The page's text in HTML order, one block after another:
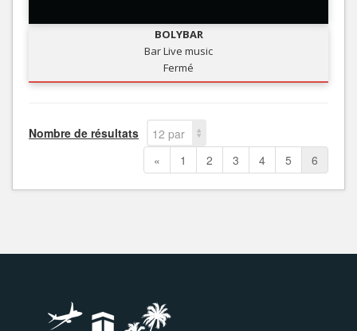
BOLYBAR
Bar Live music
Fermé
Nombre de résultats
12 par
page
« 1 2 3 4 5 6